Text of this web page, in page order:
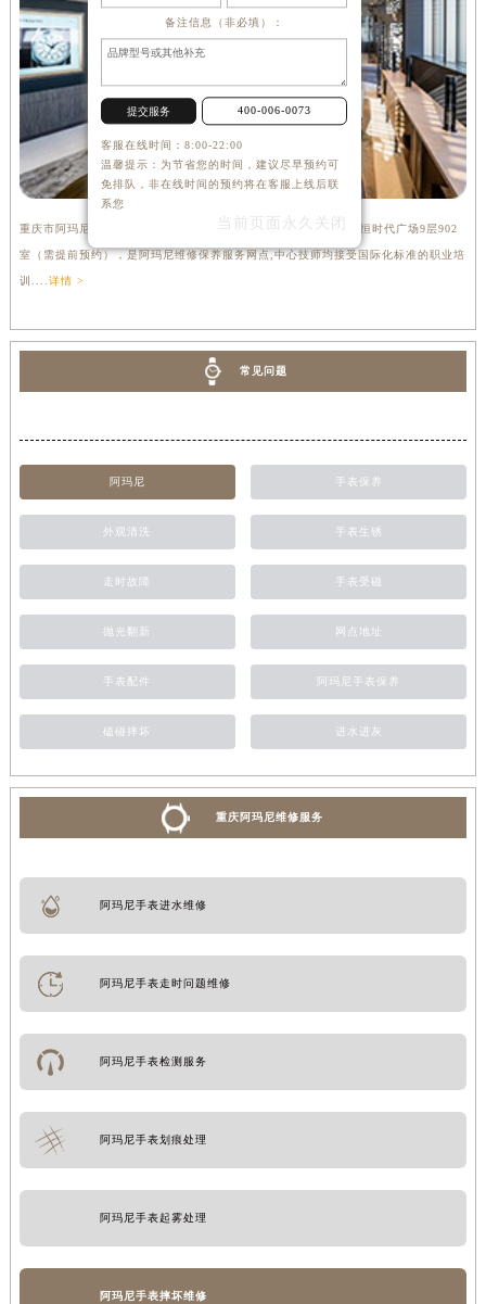
重庆市阿玛尼售后服务中心位于重庆市江北区观音桥步行街2号融恒时代广场9层902
室（需提前预约），是阿玛尼维修保养服务网点,中心技师均接受国际化标准的职业培
训.... 详情 >
常见问题
阿玛尼 手表保养
外观清洗 手表生锈
走时故障 手表受磁
抛光翻新 网点地址
手表配件 阿玛尼手表保养
磕碰摔坏 进水进灰
重庆阿玛尼维修服务
阿玛尼手表进水维修
阿玛尼手表走时问题维修
阿玛尼手表检测服务
阿玛尼手表划痕处理
阿玛尼手表起雾处理
阿玛尼手表摔坏维修
备注信息（非必填）：
提交服务 400-006-0073
客服在线时间：8:00-22:00
温馨提示：为节省您的时间，建议尽早预约可
免排队，非在线时间的预约将在客服上线后联
系您
当前页面永久关闭